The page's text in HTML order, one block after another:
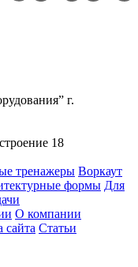
г.
18
тренажеры Воркаут
формы Для
О компании
сайта Статьи